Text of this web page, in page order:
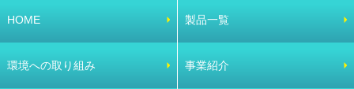
HOME 製品一覧
環境への取り組み 事業紹介